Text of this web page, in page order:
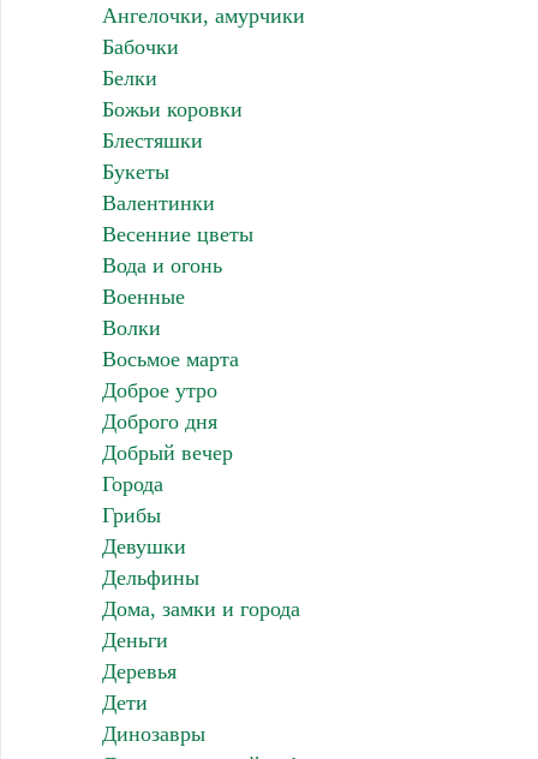
Ангелочки, амурчики
Бабочки
Белки
Божьи коровки
Блестяшки
Букеты
Валентинки
Весенние цветы
Вода и огонь
Военные
Волки
Восьмое марта
Доброе утро
Доброго дня
Добрый вечер
Города
Грибы
Девушки
Дельфины
Дома, замки и города
Деньги
Деревья
Дети
Динозавры